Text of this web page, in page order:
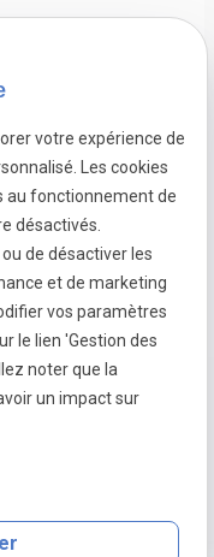
Pose de
fenêtres à
Limonest
des
Plan du
votre expérience de
Les cookies
au fonctionnement de
désactivés.
de désactiver les
et de marketing
vos paramètres
le lien 'Gestion des
noter que la
un impact sur